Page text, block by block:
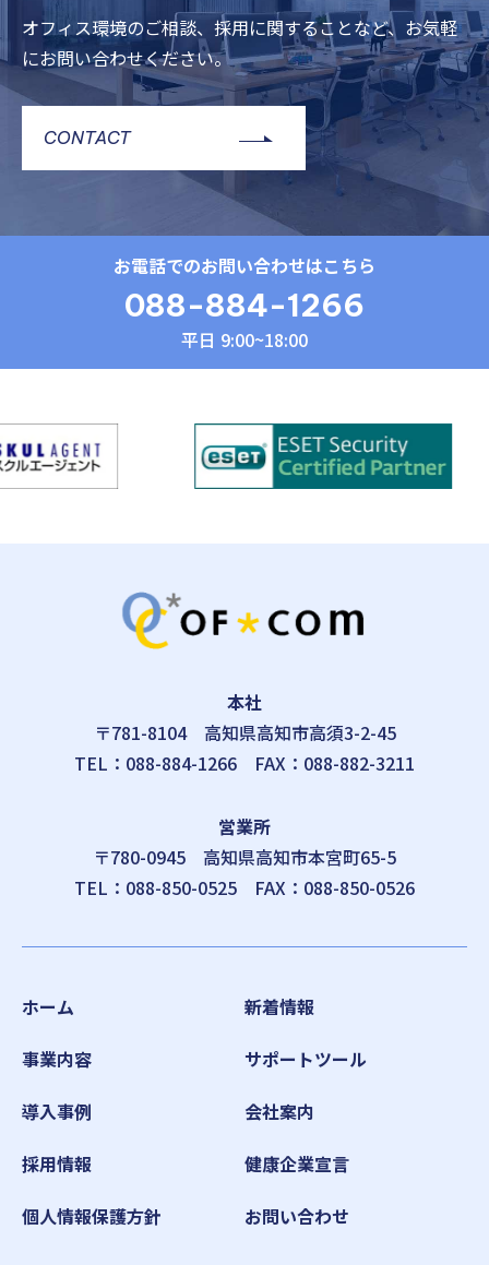
オフィス環境のご相談、採用に関することなど、お気軽
にお問い合わせください。
CONTACT
お電話でのお問い合わせはこちら
088-884-1266
平日 9:00~18:00
本社
〒781-8104 高知県高知市高須3-2-45
TEL： 088-884-1266 FAX：088-882-3211
営業所
〒780-0945 高知県高知市本宮町65-5
TEL： 088-850-0525 FAX：088-850-0526
ホーム
新着情報
事業内容
サポートツール
導入事例
会社案内
採用情報
健康企業宣言
個人情報保護方針
お問い合わせ